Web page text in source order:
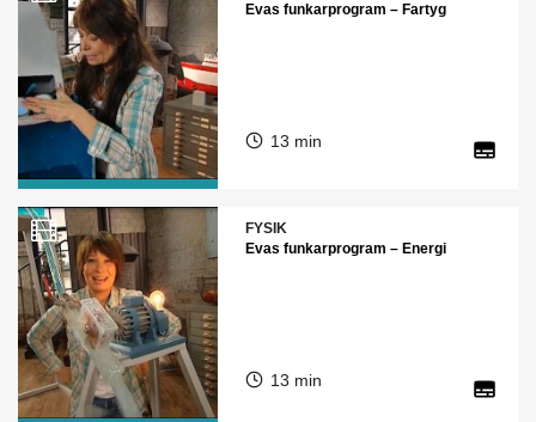
Evas funkarprogram – Fartyg
13 min
FYSIK
Evas funkarprogram – Energi
13 min